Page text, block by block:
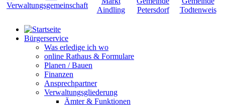
Bürgerservice
Was erledige ich wo
online Rathaus & Formulare
Planen / Bauen
Finanzen
Ansprechpartner
Verwaltungsgliederung
Ämter & Funktionen